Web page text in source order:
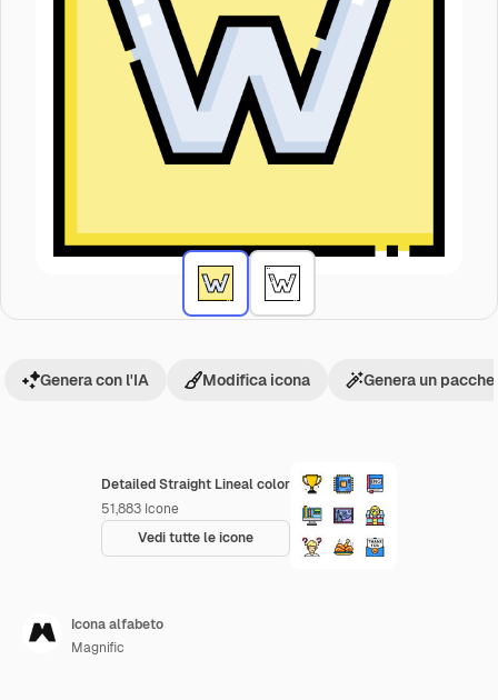
Detailed Straight Lineal color
51,883 Icone
Vedi tutte le icone
Genera con l'IA Modifica icona Genera un
Icona alfabeto
Magnific